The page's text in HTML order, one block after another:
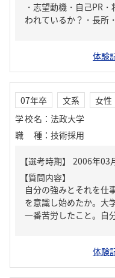
・志望動機・自己PR
われているか？・長所
体験
07年卒 文系
女性
学校名 ： 法政大学
職種 ： 技術採用
【質問内容】
自分の強みとそれを仕
を意識し始めたか。大
一番苦労したこと。自
体験